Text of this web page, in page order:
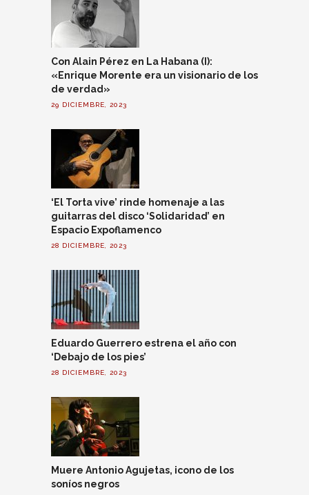
Con Alain Pérez en La Habana (I):
«Enrique Morente era un visionario de los
de verdad»
29 DICIEMBRE, 2023
‘El Torta vive’ rinde homenaje a las
guitarras del disco ‘Solidaridad’ en
Espacio Expoflamenco
28 DICIEMBRE, 2023
Eduardo Guerrero estrena el año con
‘Debajo de los pies’
28 DICIEMBRE, 2023
Muere Antonio Agujetas, icono de los
soníos negros